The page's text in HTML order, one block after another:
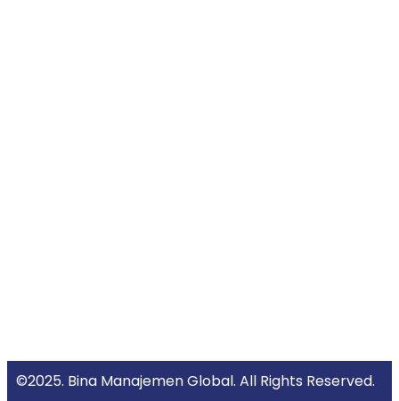
©2025. Bina Manajemen Global. All Rights Reserved.